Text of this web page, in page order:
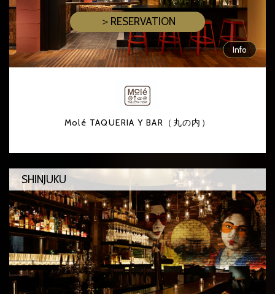
＞RESERVATION
Info
Molé TAQUERIA Y BAR（丸の内）
SHINJUKU